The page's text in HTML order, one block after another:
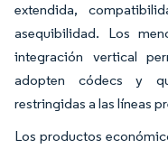
extendida,
asequibilidad. Los
integración vertical
adopten códecs y
restringidas a las líneas
Los productos